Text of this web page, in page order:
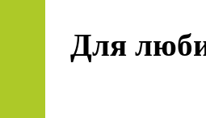
Для